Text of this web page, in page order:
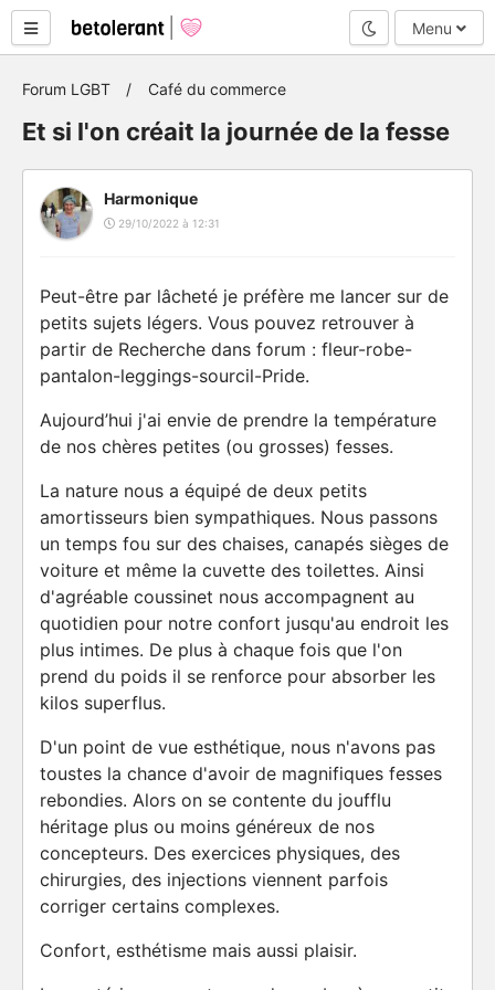
Mode nuit
Menu
Forum LGBT Café du commerce
Et si l'on créait la journée de la fesse
Harmonique
29/10/2022 à 12:31
Peut-être par lâcheté je préfère me lancer sur de
petits sujets légers. Vous pouvez retrouver à
partir de Recherche dans forum : fleur-robe-
pantalon-leggings-sourcil-Pride.
Aujourd’hui j'ai envie de prendre la température
de nos chères petites (ou grosses) fesses.
La nature nous a équipé de deux petits
amortisseurs bien sympathiques. Nous passons
un temps fou sur des chaises, canapés sièges de
voiture et même la cuvette des toilettes. Ainsi
d'agréable coussinet nous accompagnent au
quotidien pour notre confort jusqu'au endroit les
plus intimes. De plus à chaque fois que l'on
prend du poids il se renforce pour absorber les
kilos superflus.
D'un point de vue esthétique, nous n'avons pas
toustes la chance d'avoir de magnifiques fesses
rebondies. Alors on se contente du joufflu
héritage plus ou moins généreux de nos
concepteurs. Des exercices physiques, des
chirurgies, des injections viennent parfois
corriger certains complexes.
Confort, esthétisme mais aussi plaisir.